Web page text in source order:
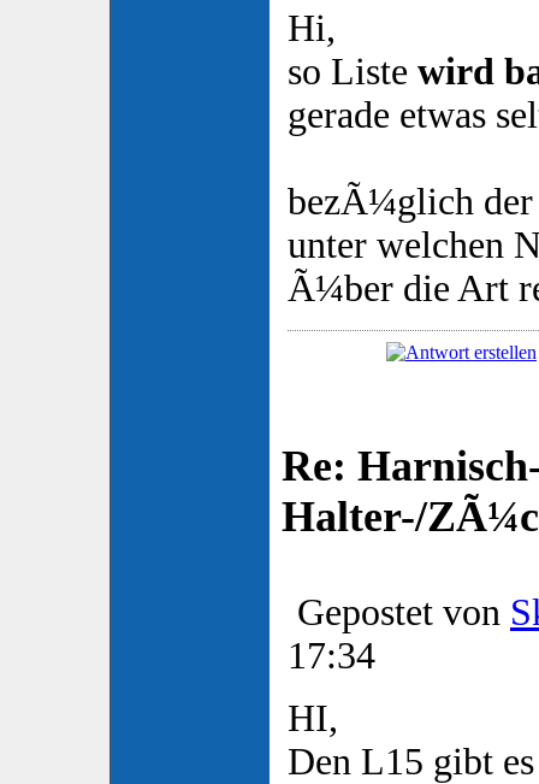
Hi,
so Liste wird
gerade etwas
bezÃ¼glich
unter welchen
Ã¼ber die Art
Re:
Halter-/
Gepostet von
17:34
HI,
Den L15 gibt